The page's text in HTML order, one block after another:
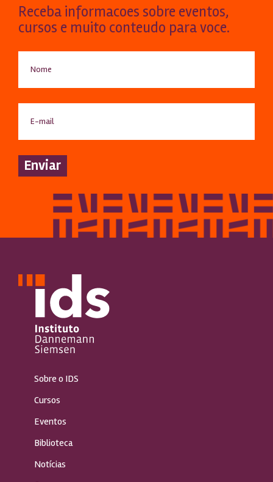
Receba informacoes sobre eventos,
cursos e muito conteudo para voce.
Sobre o IDS
Cursos
Eventos
Biblioteca
Notícias